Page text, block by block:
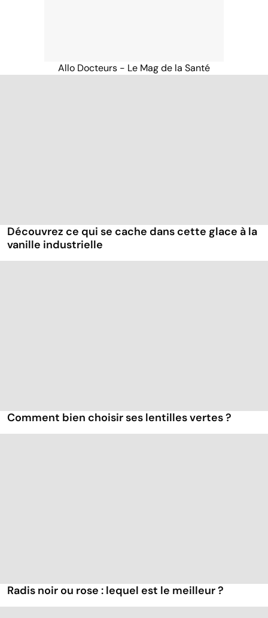
Allo Docteurs - Le Mag de la Santé
Découvrez ce qui se cache dans cette glace à la
vanille industrielle
Comment bien choisir ses lentilles vertes ?
Radis noir ou rose : lequel est le meilleur ?